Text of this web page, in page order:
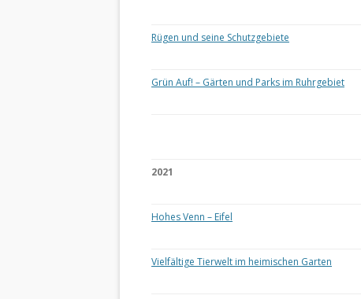
Rügen und seine Schutzgebiete
Grün Auf! – Gärten und Parks im Ruhrgebiet
2021
Hohes Venn – Eifel
Vielfältige Tierwelt im heimischen Garten